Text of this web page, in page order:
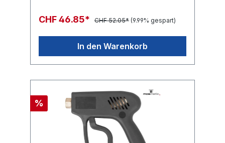
CHF 46.85* CHF 52.05* (9.99% gespart)
In den Warenkorb
%